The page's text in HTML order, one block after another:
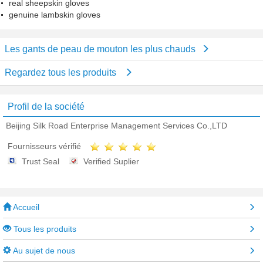
real sheepskin gloves
genuine lambskin gloves
Les gants de peau de mouton les plus chauds
Regardez tous les produits
Profil de la société
Beijing Silk Road Enterprise Management Services Co.,LTD
Fournisseurs vérifié
Trust Seal
Verified Suplier
Accueil
Tous les produits
Au sujet de nous